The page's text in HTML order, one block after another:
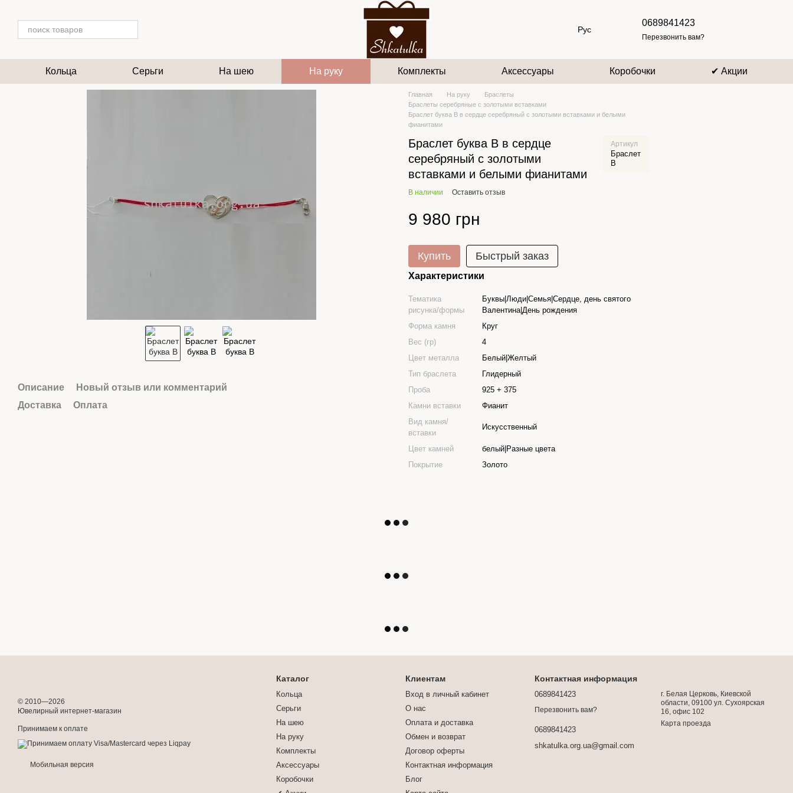
Рус
0689841423
Перезвонить вам?
Кольца Серьги На шею На руку Комплекты Аксессуары Коробочки ✔ Акции
Описание
Новый отзыв или комментарий
Доставка
Оплата
Главная На руку
Браслеты
Браслеты серебряные с золотыми вставками
Браслет буква В в сердце серебряный с золотыми вставками и белыми
фианитами
Браслет буква В в сердце
серебряный с золотыми
вставками и белыми фианитами
Артикул
Браслет
В
В наличии Оставить отзыв
9 980 грн
Купить Быстрый заказ
Характеристики
Тематика
рисунка/формы
Буквы|Люди|Семья|Сердце, день святого
Валентина|День рождения
Форма камня
Круг
Вес (гр)
4
Цвет металла
Белый|Желтый
Тип браслета
Глидерный
Проба
925 + 375
Камни вставки
Фианит
Вид камня/
вставки
Искусственный
Цвет камней
белый|Разные цвета
Покрытие
Золото
© 2010—2026
Ювелирный интернет-магазин
Принимаем к оплате
Мобильная версия
Каталог
Кольца
Серьги
На шею
На руку
Комплекты
Аксессуары
Коробочки
Клиентам
Вход в личный кабинет
О нас
Оплата и доставка
Обмен и возврат
Договор оферты
Контактная информация
Блог
Контактная информация
0689841423
Перезвонить вам?
0689841423
shkatulka.org.ua@gmail.com
г. Белая Церковь, Киевской
области, 09100 ул. Сухоярская
16, офис 102
Карта проезда